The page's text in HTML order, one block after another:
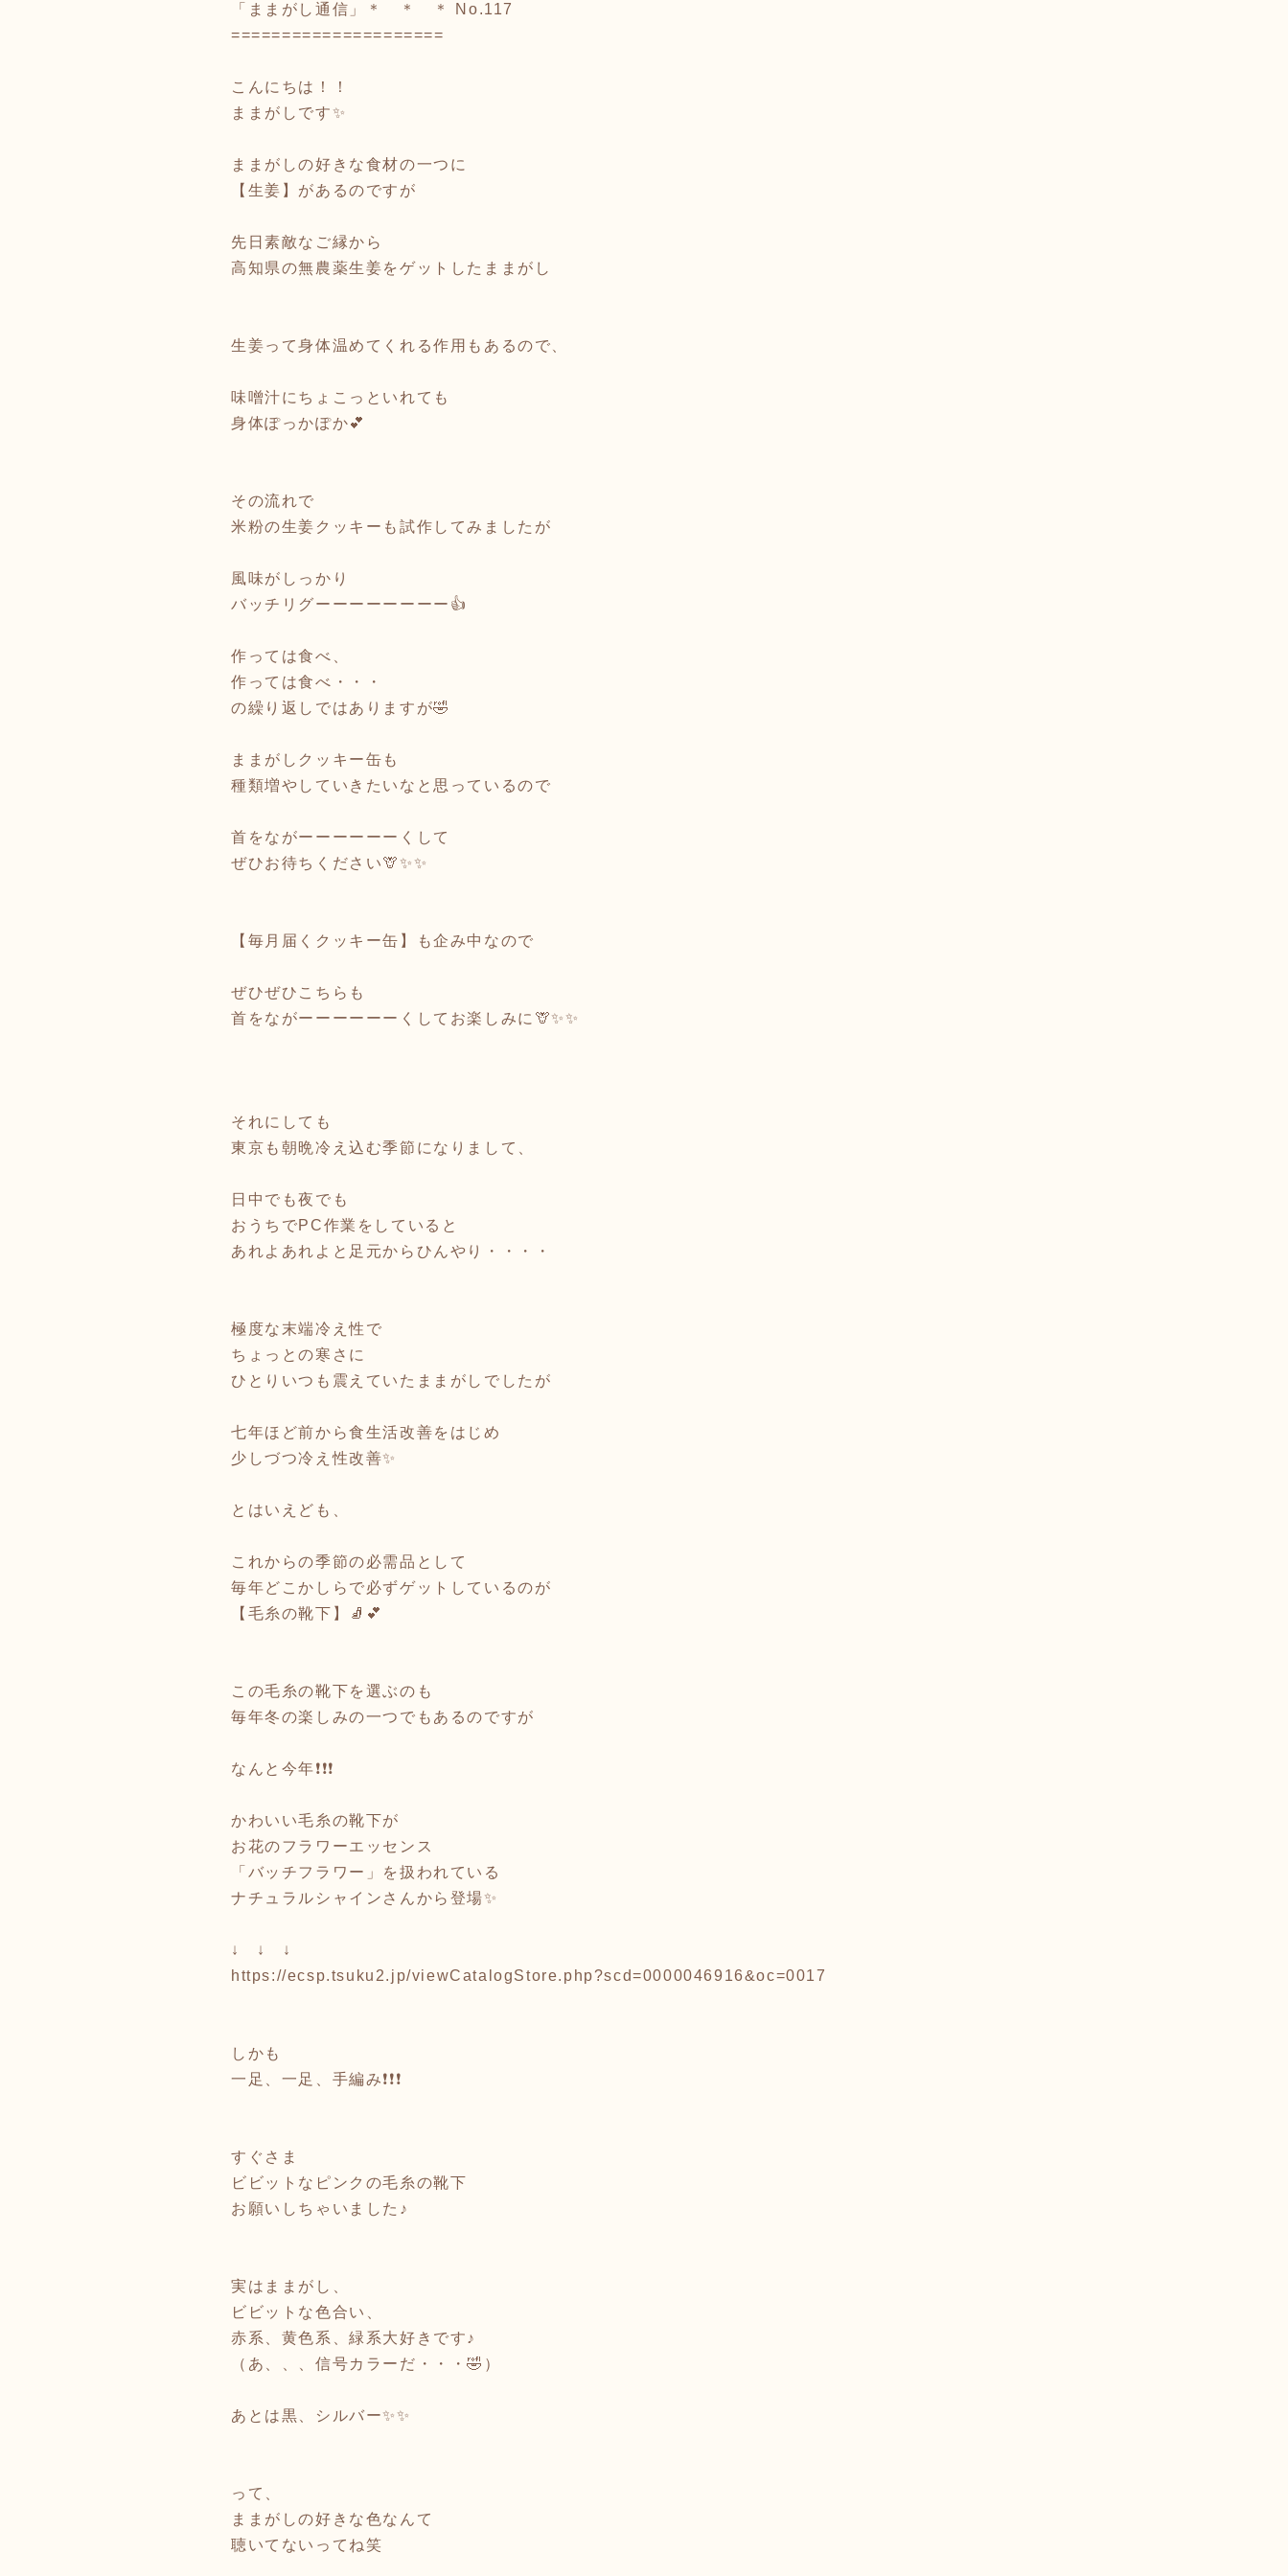
「ままがし通信」＊ ＊ ＊ No.117
=====================
こんにちは！！
ままがしです✨
ままがしの好きな食材の一つに
【生姜】があるのですが
先日素敵なご縁から
高知県の無農薬生姜をゲットしたままがし
生姜って身体温めてくれる作用もあるので、
味噌汁にちょこっといれても
身体ぽっかぽか💕
その流れで
米粉の生姜クッキーも試作してみましたが
風味がしっかり
バッチリグーーーーーーーー👍
作っては食べ、
作っては食べ・・・
の繰り返しではありますが🤣
ままがしクッキー缶も
種類増やしていきたいなと思っているので
首をながーーーーーーくして
ぜひお待ちください🦒✨✨
【毎月届くクッキー缶】も企み中なので
ぜひぜひこちらも
首をながーーーーーーくしてお楽しみに🦒✨✨
それにしても
東京も朝晩冷え込む季節になりまして、
日中でも夜でも
おうちでPC作業をしていると
あれよあれよと足元からひんやり・・・・
極度な末端冷え性で
ちょっとの寒さに
ひとりいつも震えていたままがしでしたが
七年ほど前から食生活改善をはじめ
少しづつ冷え性改善✨
とはいえども、
これからの季節の必需品として
毎年どこかしらで必ずゲットしているのが
【毛糸の靴下】🧦💕
この毛糸の靴下を選ぶのも
毎年冬の楽しみの一つでもあるのですが
なんと今年❗️❗️❗️
かわいい毛糸の靴下が
お花のフラワーエッセンス
「バッチフラワー」を扱われている
ナチュラルシャインさんから登場✨
↓ ↓ ↓
https://ecsp.tsuku2.jp/viewCatalogStore.php?scd=0000046916&oc=0017
しかも
一足、一足、手編み❗️❗️❗️
すぐさま
ビビットなピンクの毛糸の靴下
お願いしちゃいました♪
実はままがし、
ビビットな色合い、
赤系、黄色系、緑系大好きです♪
（あ、、、信号カラーだ・・・🤣）
あとは黒、シルバー✨✨
って、
ままがしの好きな色なんて
聴いてないってね笑